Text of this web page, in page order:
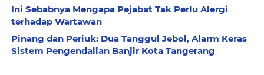
Ini Sebabnya Mengapa Pejabat Tak Perlu Alergi
terhadap Wartawan
Pinang dan Periuk: Dua Tanggul Jebol, Alarm Keras
Sistem Pengendalian Banjir Kota Tangerang